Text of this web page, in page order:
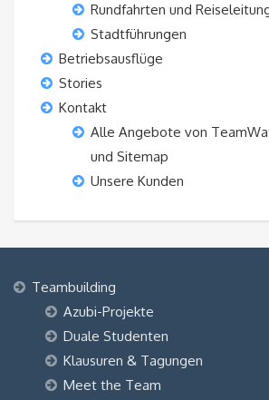
Rundfahrten und
Stadtführungen
Betriebsausflüge
Stories
Kontakt
Alle Angebote von
und Sitemap
Unsere Kunden
Teambuilding
Azubi-Projekte
Duale Studenten
Klausuren & Tagungen
Meet the Team